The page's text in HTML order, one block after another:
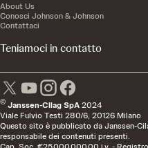
About Us
Conosci Johnson & Johnson
Contattaci
Teniamoci in contatto
© Janssen-Cilag SpA2024
Viale Fulvio Testi 280/6, 20126 Milano
Questo sito è pubblicato da Janssen-
responsabile dei contenuti presenti.